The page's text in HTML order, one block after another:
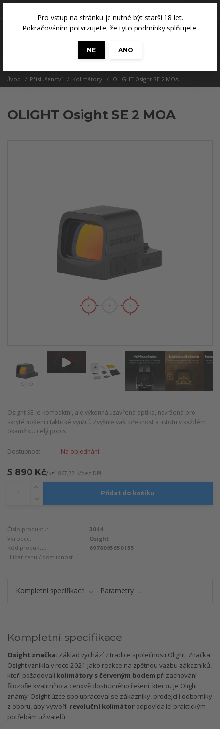
Pro vstup na stránku je nutné být starší 18 let.
Pokračováním potvrzujete, že tyto podmínky splňujete.
NE
ANO
0 Kč
Úvod Příslušenství Kolimátory OLIGHT Osight SE 2 MOA
OLIGHT Osight SE 2 MOA
Osight SE je kompaktní, ale výkonná uzavřená optika, navržená pro
skryté nošení i taktické využití. Zvyšuje vaši přesnost a jistotu v každém
okamžiku. celý popis
Dostupnost Na objednání
5 890 Kč/ks4 867,77 Kčbez DPH
Přidat do košíku
Číslo produktu:
3044
Výrobce:
Osight
Kód produktu:
6978095650155
Hlídat cenu / dostupnost
Kompletní specifikace Parametry
Kompletní specifikace
Osight značka: Základ vychází z tradice společnosti Olight. Značka
Osight vznikla v roce 2021 jako reakce na zpětnou vazbu zákazníků,
kteří požadovali kolimátory s červeným bodem při zachování
filozofie kvalitního a cenově dostupného řešení, kterou je Olight
známý. Osight úzce spolupracoval se zákazníky, prodejci i odborníky
z oboru, aby vytvořil revoluční kolimátor odpovídající praktickým
potřebám uživatelů.